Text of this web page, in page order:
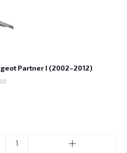
Partner I (2002–2012)